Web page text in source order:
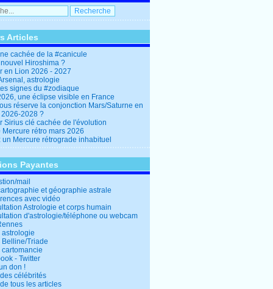
Articles
cachée de la #canicule
Hiroshima ?
en Lion 2026 - 2027
astrologie
signes du #zodiaque
une éclipse visible en France
réserve la conjonction Mars/Saturne en
2026-2028 ?
Sirius clé cachée de l'évolution
Mercure rétro mars 2026
un Mercure rétrograde inhabituel
Payantes
mail
et géographie astrale
avec vidéo
Astrologie et corps humain
d'astrologie/téléphone ou webcam
astrologie
Belline/Triade
cartomancie
- Twitter
don !
célébrités
tous les articles